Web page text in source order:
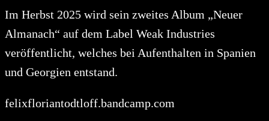
Im Herbst 2025 wird sein zweites Album „Neuer
Almanach“ auf dem Label Weak Industries
veröffentlicht, welches bei Aufenthalten in Spanien
und Georgien entstand.
felixfloriantodtloff.bandcamp.com